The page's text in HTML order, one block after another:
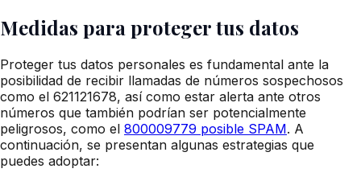
Medidas para proteger tus datos
Proteger tus datos personales es fundamental ante la
posibilidad de recibir llamadas de números sospechosos
como el 621121678, así como estar alerta ante otros
números que también podrían ser potencialmente
peligrosos, como el 800009779 posible SPAM. A
continuación, se presentan algunas estrategias que
puedes adoptar: